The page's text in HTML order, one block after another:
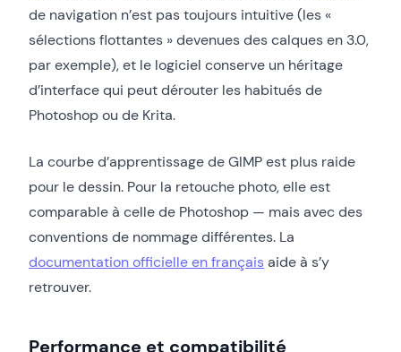
de navigation n’est pas toujours intuitive (les «
sélections flottantes » devenues des calques en 3.0,
par exemple), et le logiciel conserve un héritage
d’interface qui peut dérouter les habitués de
Photoshop ou de Krita.
La courbe d’apprentissage de GIMP est plus raide
pour le dessin. Pour la retouche photo, elle est
comparable à celle de Photoshop — mais avec des
conventions de nommage différentes. La
documentation officielle en françaisaide à s’y
retrouver.
Performance et compatibilité